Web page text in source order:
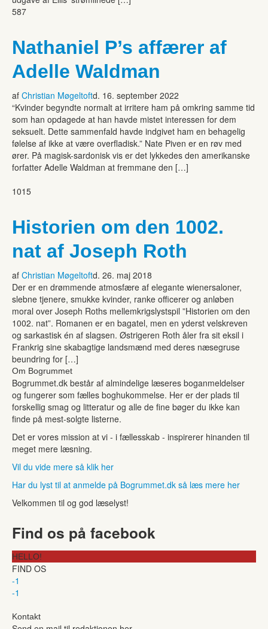
587
Nathaniel P’s affærer af
Adelle Waldman
af Christian Møgeltoftd. 16. september 2022
“Kvinder begyndte normalt at irritere ham på omkring samme tid
som han opdagede at han havde mistet interessen for dem
seksuelt. Dette sammenfald havde indgivet ham en behagelig
følelse af ikke at være overfladisk.” Nate Piven er en røv med
ører. På magisk-sardonisk vis er det lykkedes den amerikanske
forfatter Adelle Waldman at fremmane den […]
1015
Historien om den 1002.
nat af Joseph Roth
af Christian Møgeltoftd. 26. maj 2018
Der er en drømmende atmosfære af elegante wienersaloner,
slebne tjenere, smukke kvinder, ranke officerer og anløben
moral over Joseph Roths mellemkrigslystspil ”Historien om den
1002. nat”. Romanen er en bagatel, men en yderst velskreven
og sarkastisk én af slagsen. Østrigeren Roth åler fra sit eksil i
Frankrig sine skabagtige landsmænd med deres næsegruse
beundring for […]
Om Bogrummet
Bogrummet.dk består af almindelige læseres boganmeldelser
og fungerer som fælles boghukommelse. Her er der plads til
forskellig smag og litteratur og alle de fine bøger du ikke kan
finde på mest-solgte listerne.
Det er vores mission at vi - i fællesskab - inspirerer hinanden til
meget mere læsning.
Vil du vide mere så klik her
Har du lyst til at anmelde på Bogrummet.dk så læs mere her
Velkommen til og god læselyst!
Find os på facebook
HELLO!
FIND OS
-1
-1
Kontakt